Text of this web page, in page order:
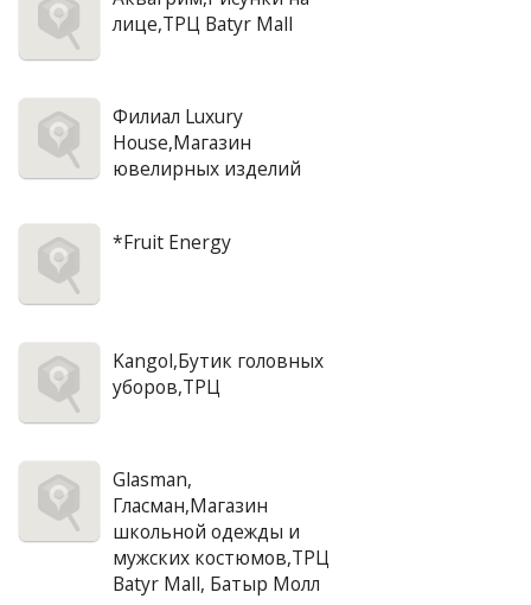
лице,ТРЦ Batyr Mall
Филиал Luxury
House,Магазин
ювелирных изделий
*Fruit Energy
Kangol,Бутик головных
уборов,ТРЦ
Glasman,
Гласман,Магазин
школьной одежды и
мужских костюмов,ТРЦ
Batyr Mall, Батыр Молл